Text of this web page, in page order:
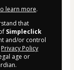
learn more.
that
Simpleclick
and/or control
Privacy Policy
age or